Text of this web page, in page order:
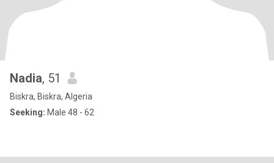
Nadia, 51
Biskra, Biskra, Algeria
Seeking: Male 48 - 62